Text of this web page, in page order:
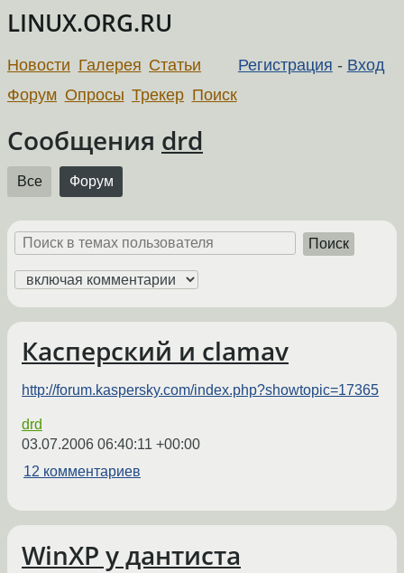
LINUX.ORG.RU
Регистрация - Вход
Новости Галерея Статьи
Форум Опросы Трекер Поиск
Сообщения drd
Все Форум
Поиск
Касперский и clamav
http://forum.kaspersky.com/index.php?showtopic=17365
drd
03.07.2006 06:40:11 +00:00
12 комментариев
WinXP у дантиста